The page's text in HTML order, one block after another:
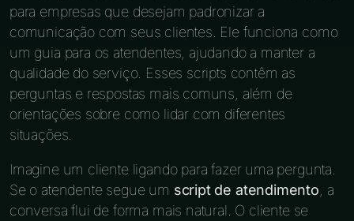
para empresas que desejam padronizar a
comunicação com seus clientes. Ele funciona como
um guia para os atendentes, ajudando a manter a
qualidade do serviço. Esses scripts contêm as
perguntas e respostas mais comuns, além de
orientações sobre como lidar com diferentes
situações.
Imagine um cliente ligando para fazer uma pergunta.
Se o atendente segue um script de atendimento , a
conversa flui de forma mais natural. O cliente se